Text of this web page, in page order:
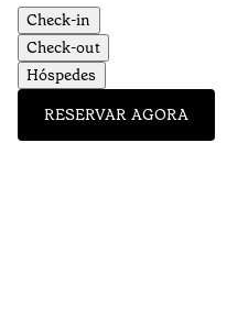
Check-in
Check-out
Hóspedes
RESERVAR AGORA